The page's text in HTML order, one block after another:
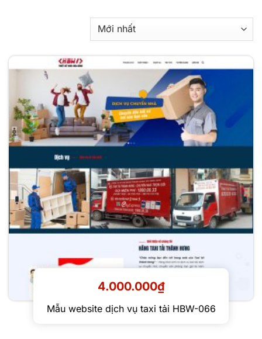
Mẫu website dịch vụ taxi tải HBW-066
4.000.000₫